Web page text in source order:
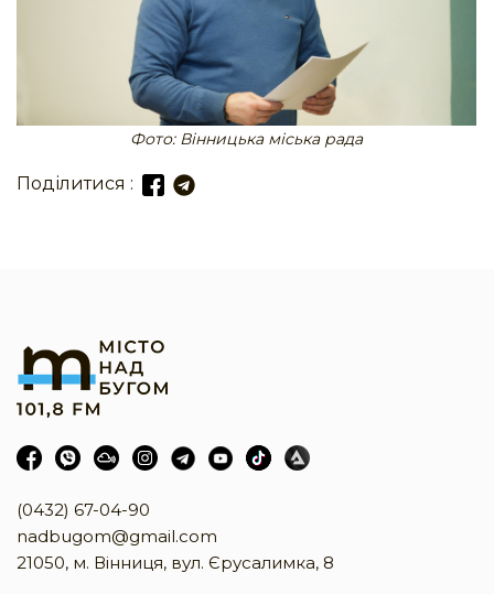
Фото: Вінницька міська рада
Поділитися :
(0432) 67-04-90
nadbugom@gmail.com
21050, м. Вінниця, вул. Єрусалимка, 8